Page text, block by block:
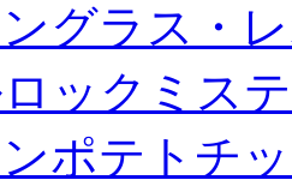
グラス・
ックミス
ポテトチ